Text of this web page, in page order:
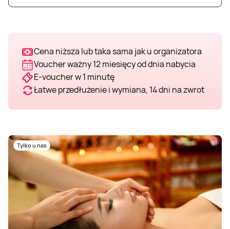
Cena niższa lub taka sama jak u organizatora
Voucher ważny 12 miesięcy od dnia nabycia
E-voucher w 1 minutę
Łatwe przedłużenie i wymiana, 14 dni na zwrot
Tylko u nas